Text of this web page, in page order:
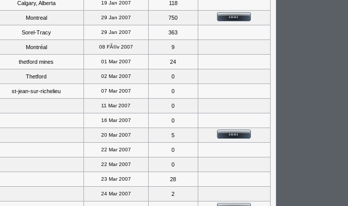
Calgary, Alberta 19 Jan 2007 118
Montreal 29 Jan 2007 750
Sorel-Tracy 29 Jan 2007 363
Montréal 08 FÃ©v 2007 9
thetford mines 01 Mar 2007 24
Thetford 02 Mar 2007 0
st-jean-sur-richelieu 07 Mar 2007 0
11 Mar 2007 0
16 Mar 2007 0
20 Mar 2007 5
22 Mar 2007 0
22 Mar 2007 0
23 Mar 2007 28
24 Mar 2007 2